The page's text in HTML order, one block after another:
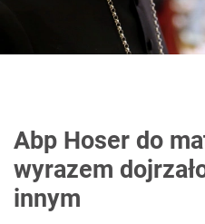
Abp Hoser do
wyrazem
innym